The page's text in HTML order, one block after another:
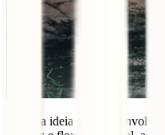
Se a tua ideia de yoga envolve